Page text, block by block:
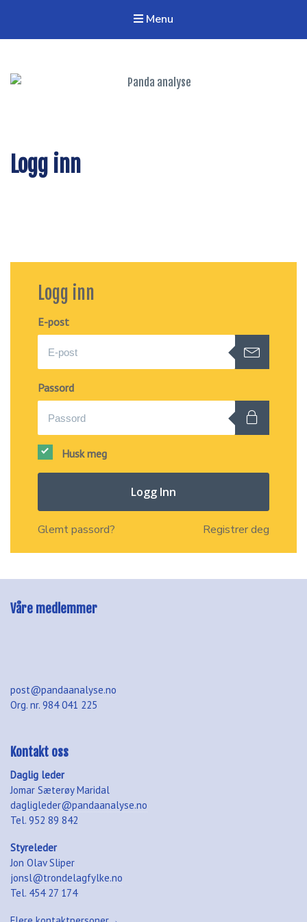
Menu
Logg inn
Logg inn
E-post
Passord
Husk meg
Logg Inn
Glemt passord? Registrer deg
Våre medlemmer
post@pandaanalyse.no
Org. nr. 984 041 225
Kontakt oss
Daglig leder
Jomar Sæterøy Maridal
dagligleder@pandaanalyse.no
Tel. 952 89 842
Styreleder
Jon Olav Sliper
jonsl@trondelagfylke.no
Tel. 454 27 174